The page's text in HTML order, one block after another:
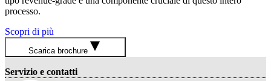
processo.
Scopri di più
Scarica brochure
Servizio e contatti